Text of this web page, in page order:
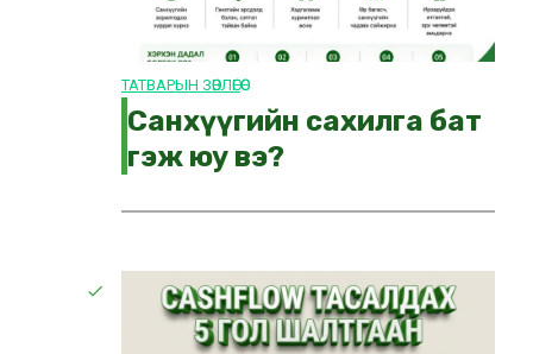
ТАТВАРЫН ЗӨВЛӨГӨӨ
Санхүүгийн сахилга бат
гэж юу вэ?